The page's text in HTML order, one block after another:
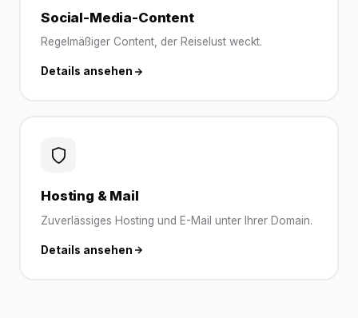
Social-Media-Content
Regelmäßiger Content, der Reiselust weckt.
Details ansehen
Hosting & Mail
Zuverlässiges Hosting und E-Mail unter Ihrer Domain.
Details ansehen